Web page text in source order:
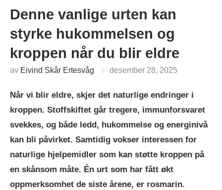
Denne vanlige urten kan
styrke hukommelsen og
kroppen når du blir eldre
av Eivind Skår Ertesvåg desember 28, 2025
Når vi blir eldre, skjer det naturlige endringer i
kroppen. Stoffskiftet går tregere, immunforsvaret
svekkes, og både ledd, hukommelse og energinivå
kan bli påvirket. Samtidig vokser interessen for
naturlige hjelpemidler som kan støtte kroppen på
en skånsom måte. Én urt som har fått økt
oppmerksomhet de siste årene, er rosmarin.